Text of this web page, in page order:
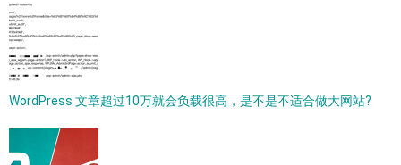
WordPress 文章超过10万就会负载很高，是不是不适合做大网站?